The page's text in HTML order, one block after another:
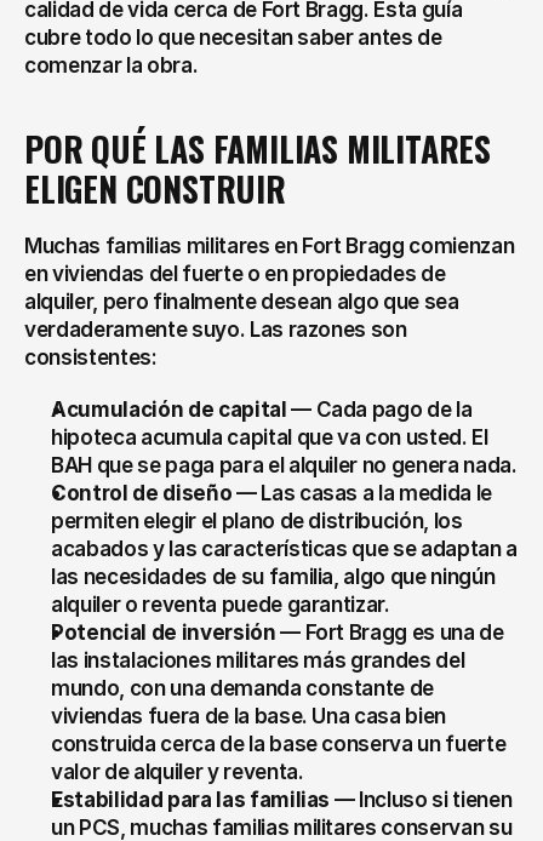
calidad de vida cerca de Fort Bragg. Esta guía
cubre todo lo que necesitan saber antes de
comenzar la obra.
POR QUÉ LAS FAMILIAS MILITARES
ELIGEN CONSTRUIR
Muchas familias militares en Fort Bragg comienzan
en viviendas del fuerte o en propiedades de
alquiler, pero finalmente desean algo que sea
verdaderamente suyo. Las razones son
consistentes:
Acumulación de capital — Cada pago de la
hipoteca acumula capital que va con usted. El
BAH que se paga para el alquiler no genera nada.
Control de diseño — Las casas a la medida le
permiten elegir el plano de distribución, los
acabados y las características que se adaptan a
las necesidades de su familia, algo que ningún
alquiler o reventa puede garantizar.
Potencial de inversión — Fort Bragg es una de
las instalaciones militares más grandes del
mundo, con una demanda constante de
viviendas fuera de la base. Una casa bien
construida cerca de la base conserva un fuerte
valor de alquiler y reventa.
Estabilidad para las familias — Incluso si tienen
un PCS, muchas familias militares conservan su